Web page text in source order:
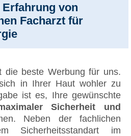
von
Facharzt für
die beste Werbung für uns.
in Ihrer Haut wohler zu
ist es, Ihre gewünschte
Sicherheit und
Neben der fachlichen
Sicherheitsstandart im